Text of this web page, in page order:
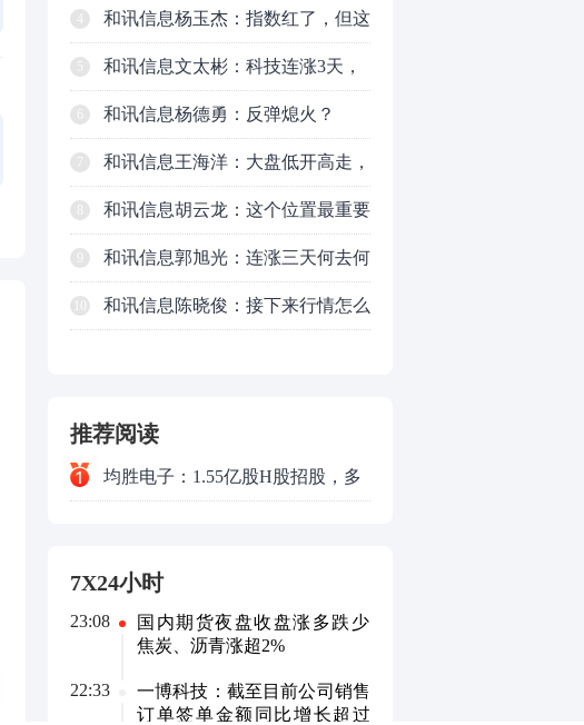
了，周五干万注意
4 和讯信息杨玉杰：指数红了，但这
个信号警惕！
5 和讯信息文太彬：科技连涨3天，
明天会迎来分化？
和讯信息杨德勇：反弹熄火？
7 和讯信息王海洋：大盘低开高走，
反弹结束了吗？
和讯信息胡云龙：这个位置最重要
的是什么？
9 和讯信息郭旭光：连涨三天何去何
从？主力思维轻松应对
和讯信息陈晓俊：接下来行情怎么
推荐阅读
均胜电子：1.55亿股H股招股，多
7X24小时
23:08
国内期货夜盘收盘涨多跌少
焦炭、沥青涨超2%
22:33
一博科技：截至目前公司销售
订单签单金额同比增长超过